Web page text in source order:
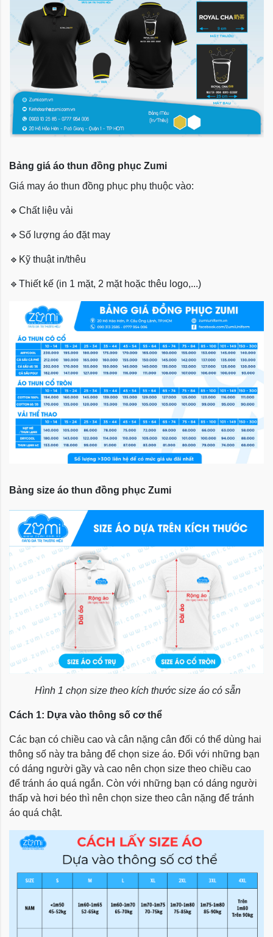
Bảng giá áo thun đồng phục Zumi
Giá may áo thun đồng phục phụ thuộc vào:
🔹 Chất liệu vải
🔹 Số lượng áo đặt may
🔹 Kỹ thuật in/thêu
🔹 Thiết kế (in 1 mặt, 2 mặt hoặc thêu logo,...)
Bảng size áo thun đồng phục Zumi
Hình 1 chọn size theo kích thước size áo có sẵn
Cách 1: Dựa vào thông số cơ thể
Các bạn có chiều cao và cân nặng cân đối có thể dùng hai
thông số này tra bảng để chọn size áo. Đối với những bạn
có dáng người gầy và cao nên chọn size theo chiều cao
để tránh áo quá ngắn. Còn với những bạn có dáng người
thấp và hơi béo thì nên chọn size theo cân nặng để tránh
áo quá chật.